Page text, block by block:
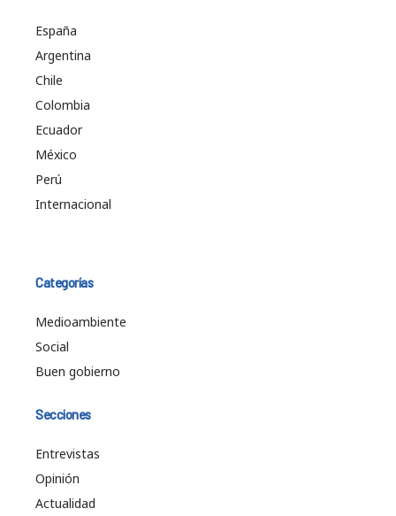
España
Argentina
Chile
Colombia
Ecuador
México
Perú
Internacional
Categorías
Medioambiente
Social
Buen gobierno
Secciones
Entrevistas
Opinión
Actualidad